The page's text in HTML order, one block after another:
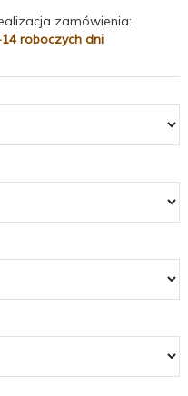
zamówienia:
roboczych dni